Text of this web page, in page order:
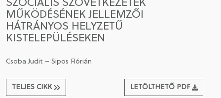
SZOCIÁLIS SZÖVETKEZETEK
MŰKÖDÉSÉNEK JELLEMZŐI
HÁTRÁNYOS HELYZETŰ
KISTELEPÜLÉSEKEN
Csoba Judit – Sipos Flórián
TELJES CIKK LETÖLTHETŐ PDF